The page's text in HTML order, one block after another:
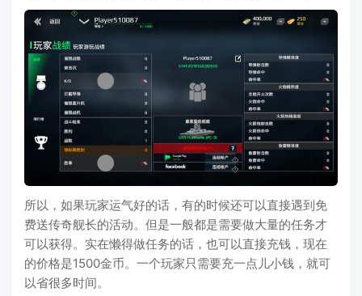
所以，如果玩家运气好的话，有的时候还可以直接遇到免
费送传奇舰长的活动。但是一般都是需要做大量的任务才
可以获得。实在懒得做任务的话，也可以直接充钱，现在
的价格是1500金币。一个玩家只需要充一点儿小钱，就可
以省很多时间。